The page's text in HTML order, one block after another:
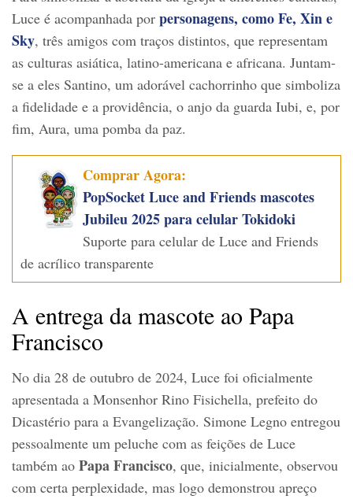
Luce é acompanhada por personagens, como Fe, Xin e
Sky, três amigos com traços distintos, que representam
as culturas asiática, latino-americana e africana. Juntam-
se a eles Santino, um adorável cachorrinho que simboliza
a fidelidade e a providência, o anjo da guarda Iubi, e, por
fim, Aura, uma pomba da paz.
Comprar Agora:
PopSocket Luce and Friends mascotes
Jubileu 2025 para celular Tokidoki
Suporte para celular de Luce and Friends
de acrílico transparente
A entrega da mascote ao Papa
Francisco
No dia 28 de outubro de 2024, Luce foi oficialmente
apresentada a Monsenhor Rino Fisichella, prefeito do
Dicastério para a Evangelização. Simone Legno entregou
pessoalmente um peluche com as feições de Luce
também ao Papa Francisco, que, inicialmente, observou
com certa perplexidade, mas logo demonstrou apreço